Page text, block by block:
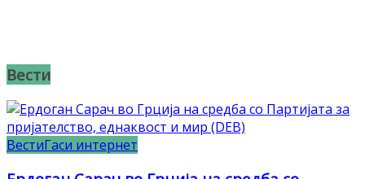
Вести
ВестиГаси интернет